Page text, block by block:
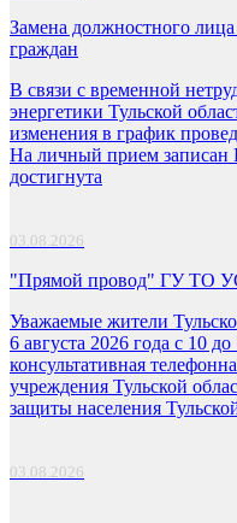
Замена должностного
граждан
В связи с временной
энергетики Тульской
изменения в график
На личный прием
достигнута
03.08.2026
"Прямой провод" ГУ ТО
Уважаемые жители
6 августа 2026 года с 10
консультативная
учреждения Тульской
защиты населения
03.08.2026